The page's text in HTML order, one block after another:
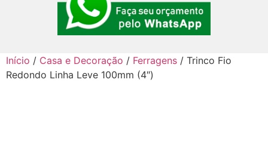
Início / Casa e Decoração / Ferragens / Trinco Fio
Redondo Linha Leve 100mm (4″)